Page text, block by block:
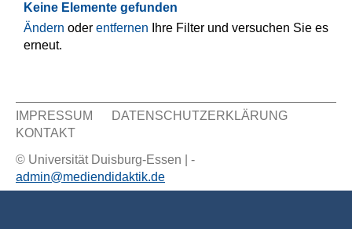
Keine Elemente gefunden
Ändern oder entfernen Ihre Filter und versuchen Sie es
erneut.
Sekundär Menü
IMPRESSUM
DATENSCHUTZERKLÄRUNG
KONTAKT
© Universität Duisburg-Essen | -
admin@mediendidaktik.de